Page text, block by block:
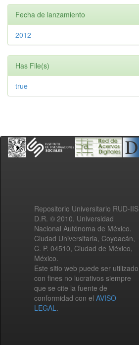
Fecha de lanzamiento
2012
Has File(s)
true
Repositorio Universitario RUD-IIS
D.R. © 2010. Universidad
Nacional Autónoma de México.
Ciudad Universitaria, Coyoacán,
C. P. 04510, Ciudad de México,
México.
Este sitio web puede ser utilizado
con fines no lucrativos siempre
que se cite la fuente de
conformidad con el AVISO
LEGAL.